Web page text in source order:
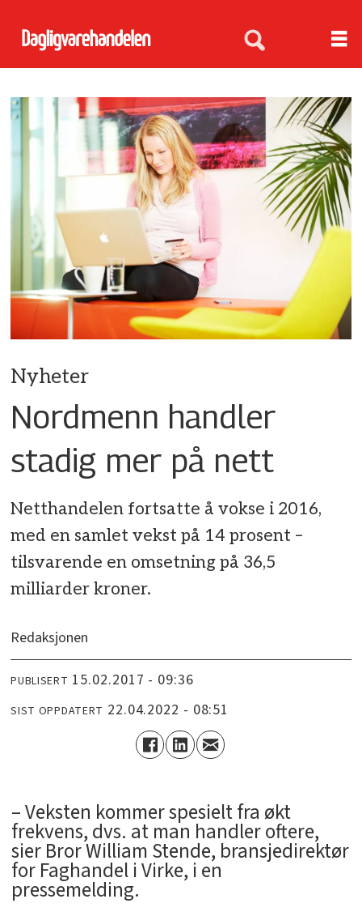
Nyheter
Nordmenn handler
stadig mer på nett
Netthandelen fortsatte å vokse i 2016,
med en samlet vekst på 14 prosent –
tilsvarende en omsetning på 36,5
milliarder kroner.
Redaksjonen
PUBLISERT 15.02.2017 - 09:36
SIST OPPDATERT 22.04.2022 - 08:51
– Veksten kommer spesielt fra økt
frekvens, dvs. at man handler oftere,
sier Bror William Stende, bransjedirektør
for Faghandel i Virke, i en
pressemelding.